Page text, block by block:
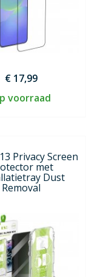
€ 17,99
voorraad
Privacy Screen
met
Dust
Removal